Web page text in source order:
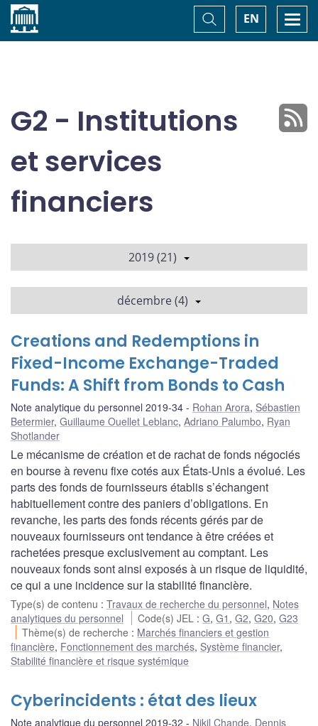
Accueil EN
Basculer
la
recherche
G2 - Institutions
et services
financiers
2019 (21)
décembre (4)
Creations and Redemptions in
Fixed-Income Exchange-Traded
Funds: A Shift from Bonds to Cash
Note analytique du personnel 2019-34 Rohan Arora, Sébastien
Betermier, Guillaume Ouellet Leblanc, Adriano Palumbo, Ryan
Shotlander
Le mécanisme de création et de rachat de fonds négociés
en bourse à revenu fixe cotés aux États-Unis a évolué. Les
parts des fonds de fournisseurs établis s’échangent
habituellement contre des paniers d’obligations. En
revanche, les parts des fonds récents gérés par de
nouveaux fournisseurs ont tendance à être créées et
rachetées presque exclusivement au comptant. Les
nouveaux fonds sont ainsi exposés à un risque de liquidité,
ce qui a une incidence sur la stabilité financière.
Type(s) de contenu : Travaux de recherche du personnel, Notes
analytiques du personnel
Code(s) JEL :G,G1 ,G2,G20,G23
Thème(s) de recherche : Marchés financiers et gestion
financière, Fonctionnement des marchés, Système financier,
Stabilité financière et risque systémique
Cyberincidents : état des lieux
Note analytique du personnel 2019-32 Nikil Chande, Dennis